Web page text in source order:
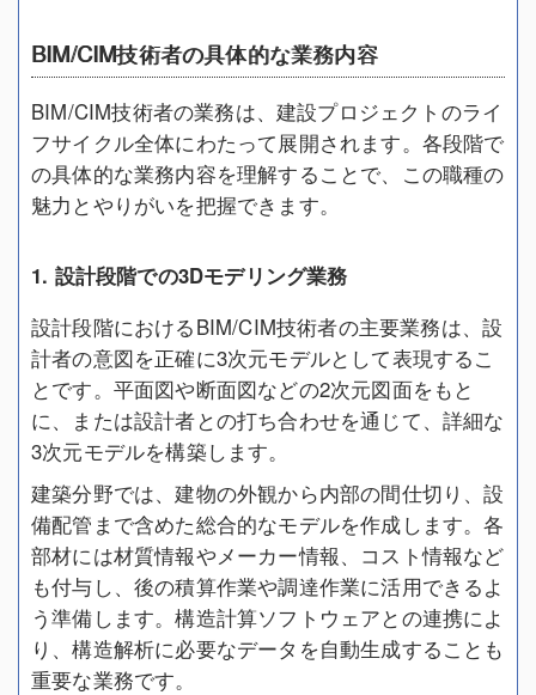
BIM/CIM技術者の具体的な業務内容
BIM/CIM技術者の業務は、建設プロジェクトのライ
フサイクル全体にわたって展開されます。各段階で
の具体的な業務内容を理解することで、この職種の
魅力とやりがいを把握できます。
1. 設計段階での3Dモデリング業務
設計段階におけるBIM/CIM技術者の主要業務は、設
計者の意図を正確に3次元モデルとして表現するこ
とです。平面図や断面図などの2次元図面をもと
に、または設計者との打ち合わせを通じて、詳細な
3次元モデルを構築します。
建築分野では、建物の外観から内部の間仕切り、設
備配管まで含めた総合的なモデルを作成します。各
部材には材質情報やメーカー情報、コスト情報など
も付与し、後の積算作業や調達作業に活用できるよ
う準備します。構造計算ソフトウェアとの連携によ
り、構造解析に必要なデータを自動生成することも
重要な業務です。